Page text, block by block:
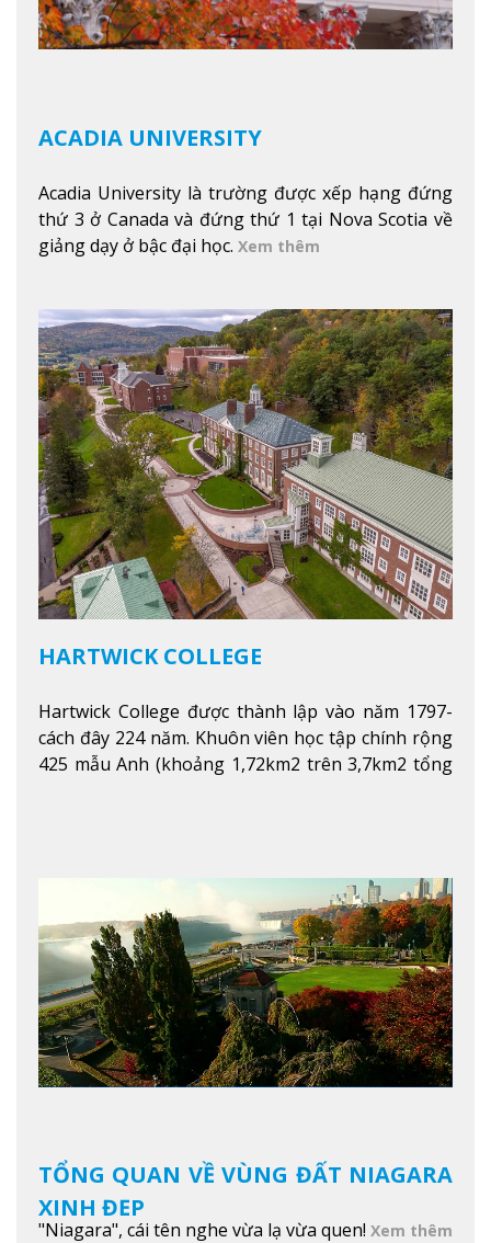
ACADIA UNIVERSITY
Acadia University là trường được xếp hạng đứng
thứ 3 ở Canada và đứng thứ 1 tại Nova Scotia về
giảng dạy ở bậc đại học. Xem thêm
HARTWICK COLLEGE
Hartwick College được thành lập vào năm 1797-
cách đây 224 năm. Khuôn viên học tập chính rộng
425 mẫu Anh (khoảng 1,72km2 trên 3,7km2 tổng
TỔNG QUAN VỀ VÙNG ĐẤT NIAGARA
XINH ĐẸP
"Niagara", cái tên nghe vừa lạ vừa quen! Xem thêm